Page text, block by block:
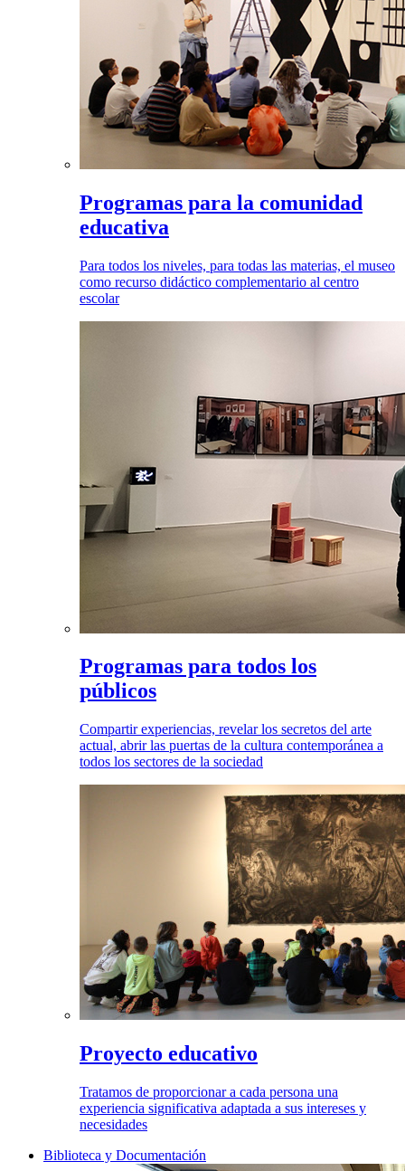
Programas para la comunidad
educativa
Para todos los niveles, para todas las materias, el museo
como recurso didáctico complementario al centro
escolar
Programas para todos los
públicos
Compartir experiencias, revelar los secretos del arte
actual, abrir las puertas de la cultura contemporánea a
todos los sectores de la sociedad
Proyecto educativo
Tratamos de proporcionar a cada persona una
experiencia significativa adaptada a sus intereses y
necesidades
Biblioteca y Documentación